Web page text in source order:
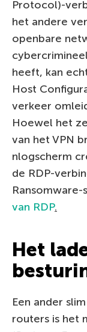
Protocol)-
het andere
openbare
heeft, kan
Host
verkeer
Hoewel het
van het VPN
nlogscherm
de RDP-
Ransomware-
van RDP.
Het
Een ander
routers is het